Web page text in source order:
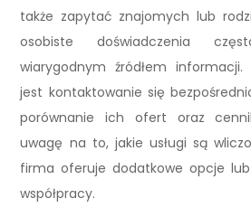
także zapytać znajomych lub
osobiste doświadczenia
wiarygodnym źródłem
jest kontaktowanie się
porównanie ich ofert oraz
uwagę na to, jakie usługi są
firma oferuje dodatkowe opcje lub
współpracy.